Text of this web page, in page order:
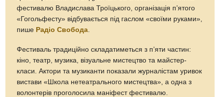
фестивалю Владислава Троїцького, організація п’ятого
«Гогольфесту» відбувається під гаслом «своїми руками»,
пише Радіо Свобода
Фестиваль традиційно складатиметься з п’яти частин:
кіно, театр, музика, візуальне мистецтво та майстер-
класи. Актори та музиканти показали журналістам уривок
вистави «Школа нетеатрального мистецтва», а одна з
волонтерів проголосила маніфест фестивалю.